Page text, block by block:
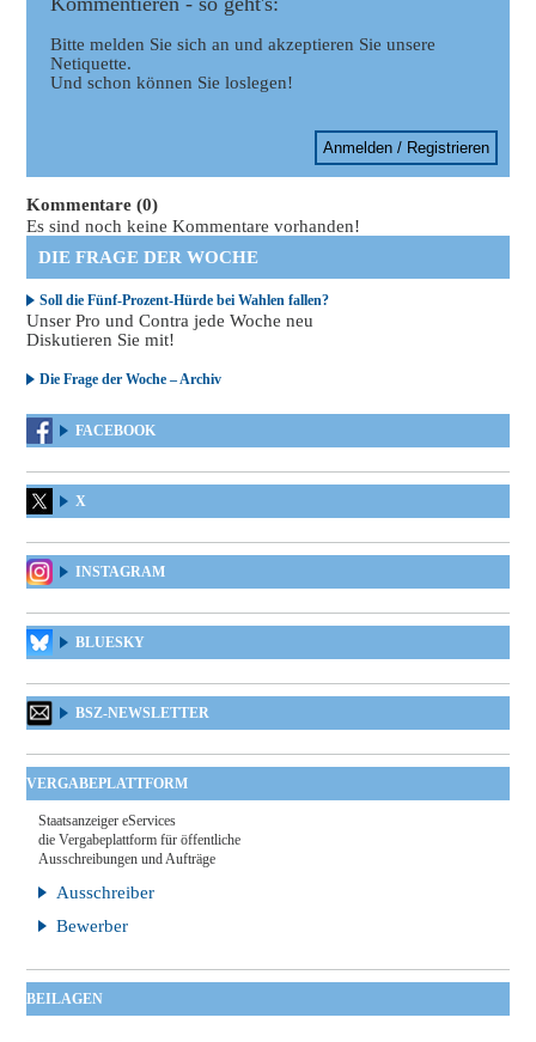
Bitte melden Sie sich an und akzeptieren Sie unsere
Netiquette.
Und schon können Sie loslegen!
Anmelden / Registrieren
Kommentare (0)
Es sind noch keine Kommentare vorhanden!
DIE FRAGE DER WOCHE
Soll die Fünf-Prozent-Hürde bei Wahlen fallen?
Unser Pro und Contra jede Woche neu
Diskutieren Sie mit!
Die Frage der Woche – Archiv
FACEBOOK
X
INSTAGRAM
BLUESKY
BSZ-NEWSLETTER
VERGABEPLATTFORM
Staatsanzeiger eServices
die Vergabeplattform für öffentliche
Ausschreibungen und Aufträge
Ausschreiber
Bewerber
BEILAGEN